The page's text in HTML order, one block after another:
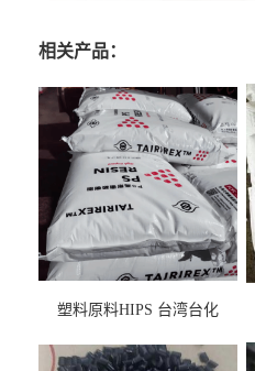
相关产品：
塑料原料HIPS 台湾台化
用料